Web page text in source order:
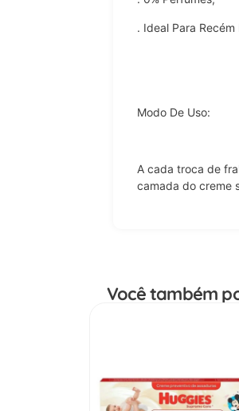
. Ideal Para
Modo De Uso:
A cada troca de
camada do creme
Você também